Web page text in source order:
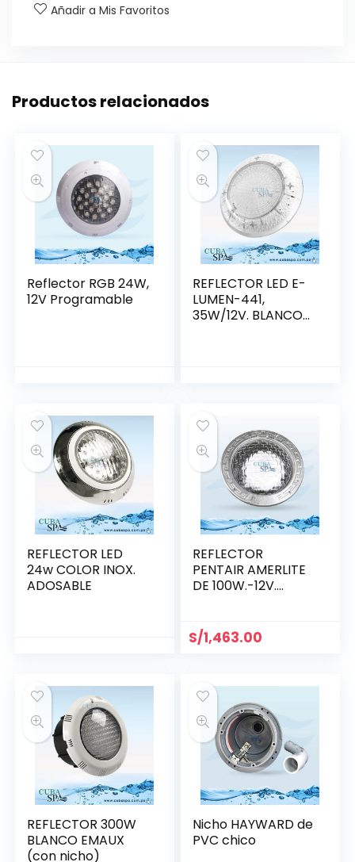
Añadir a Mis Favoritos
Productos relacionados
Reflector RGB 24W,
12V Programable
REFLECTOR LED E-
LUMEN-441,
35W/12V. BLANCO
REFLECTOR LED
24w COLOR INOX.
ADOSABLE
REFLECTOR
PENTAIR AMERLITE
DE 100W.-12V.
S/1,463.00
REFLECTOR 300W
BLANCO EMAUX
(con nicho)
Nicho HAYWARD de
PVC chico